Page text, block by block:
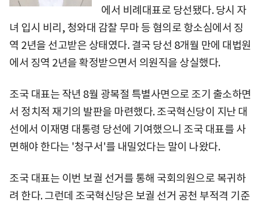
에서 비례대표로 당선됐다. 당시 자
녀 입시 비리, 청와대 감찰 무마 등 혐의로 항소심에서 징
역 2년을 선고받은 상태였다. 결국 당선 8개월 만에 대법원
에서 징역 2년을 확정받으면서 의원직을 상실했다.
조국 대표는 작년 8월 광복절 특별사면으로 조기 출소하면
서 정치적 재기의 발판을 마련했다. 조국혁신당이 지난 대
선에서 이재명 대통령 당선에 기여했으니 조국 대표를 사
면해야 한다는 '청구서'를 내밀었다는 말이 나왔다.
조국 대표는 이번 보궐 선거를 통해 국회의원으로 복귀하
려 한다. 그런데 조국혁신당은 보궐 선거 공천 부적격 기준